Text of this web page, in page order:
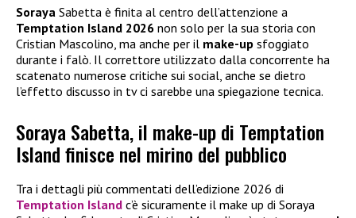
Soraya Sabetta è finita al centro dell’attenzione a
Temptation Island 2026 non solo per la sua storia con
Cristian Mascolino, ma anche per il make-up sfoggiato
durante i falò. Il correttore utilizzato dalla concorrente ha
scatenato numerose critiche sui social, anche se dietro
l’effetto discusso in tv ci sarebbe una spiegazione tecnica.
Soraya Sabetta, il make-up di Temptation
Island finisce nel mirino del pubblico
Tra i dettagli più commentati dell’edizione 2026 di
Temptation Island c’è sicuramente il make up di Soraya